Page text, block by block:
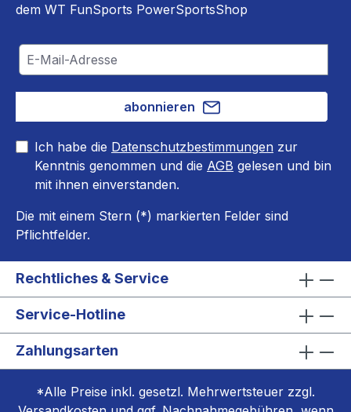
dem WT FunSports PowerSportsShop
abonnieren
Ich habe die Datenschutzbestimmungen zur
Kenntnis genommen und die AGB gelesen und bin
mit ihnen einverstanden.
Die mit einem Stern (*) markierten Felder sind
Pflichtfelder.
Rechtliches & Service
Service-Hotline
Zahlungsarten
*Alle Preise inkl. gesetzl. Mehrwertsteuer zzgl.